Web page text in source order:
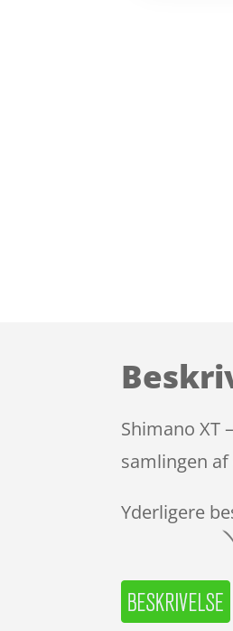
Shimano XT
samlingen
Yderligere